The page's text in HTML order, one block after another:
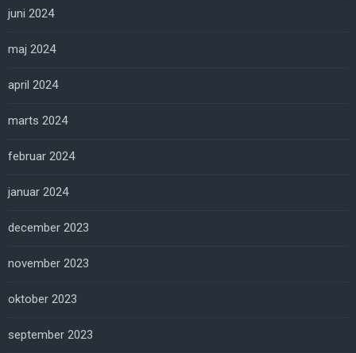
juni 2024
maj 2024
april 2024
marts 2024
februar 2024
januar 2024
december 2023
november 2023
oktober 2023
september 2023